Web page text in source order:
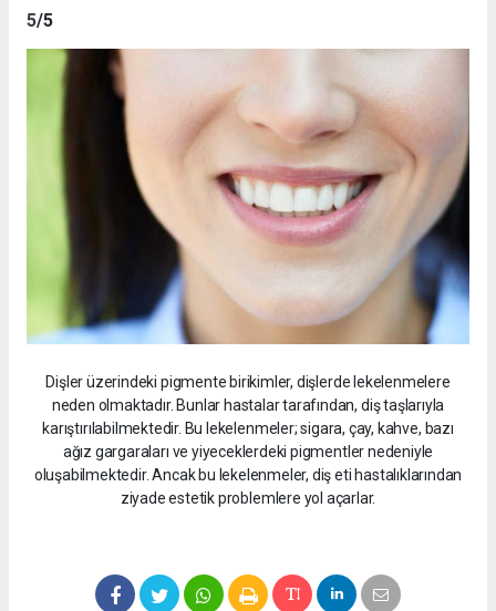
5/5
Dişler üzerindeki pigmente birikimler, dişlerde lekelenmelere
neden olmaktadır. Bunlar hastalar tarafından, diş taşlarıyla
karıştırılabilmektedir. Bu lekelenmeler; sigara, çay, kahve, bazı
ağız gargaraları ve yiyeceklerdeki pigmentler nedeniyle
oluşabilmektedir. Ancak bu lekelenmeler, diş eti hastalıklarından
ziyade estetik problemlere yol açarlar.